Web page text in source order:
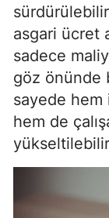
asgari ücret
sadece
göz önünde
sayede hem
hem de